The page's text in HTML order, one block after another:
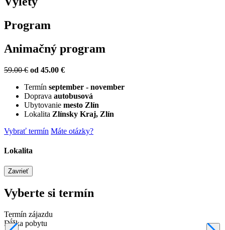
Program
Animačný program
59.00 € od 45.00 €
Termín september - november
Doprava autobusová
Ubytovanie mesto Zlín
Lokalita Zlínsky Kraj, Zlín
Vybrať termín Máte otázky?
Lokalita
Zavrieť
Vyberte si termín
Termín zájazdu
Dĺžka pobytu